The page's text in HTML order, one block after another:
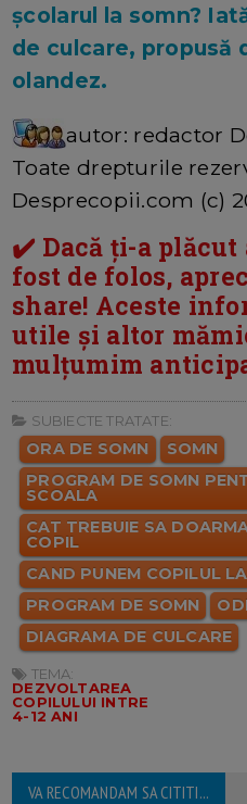
școlarul la somn?
de culcare, propusă
olandez.
autor: redactor
Toate drepturile
Desprecopii.com (c)
✔️ Dacă ți-a
fost de folos,
share! Aceste
utile și altor
mulțumim
SUBIECTE TRATATE:
ORA DE SOMN
SOMN
PROGRAM DE SOMN
SCOALA
CAT TREBUIE SA
COPIL
CAND PUNEM COPILUL
PROGRAM DE SOMN
DIAGRAMA DE CULCARE
TEMA:
DEZVOLTAREA
COPILULUI INTRE
4-12 ANI
VA RECOMANDAM SA CITITI...